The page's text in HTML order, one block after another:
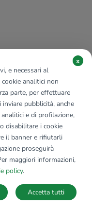
e necessari al
analitici non
parte, per effettuare
pubblicità, anche
e di profilazione,
disabilitare i cookie
il banner e rifiutarli
proseguirà
maggiori informazioni,
policy.
x
Accetta tutti